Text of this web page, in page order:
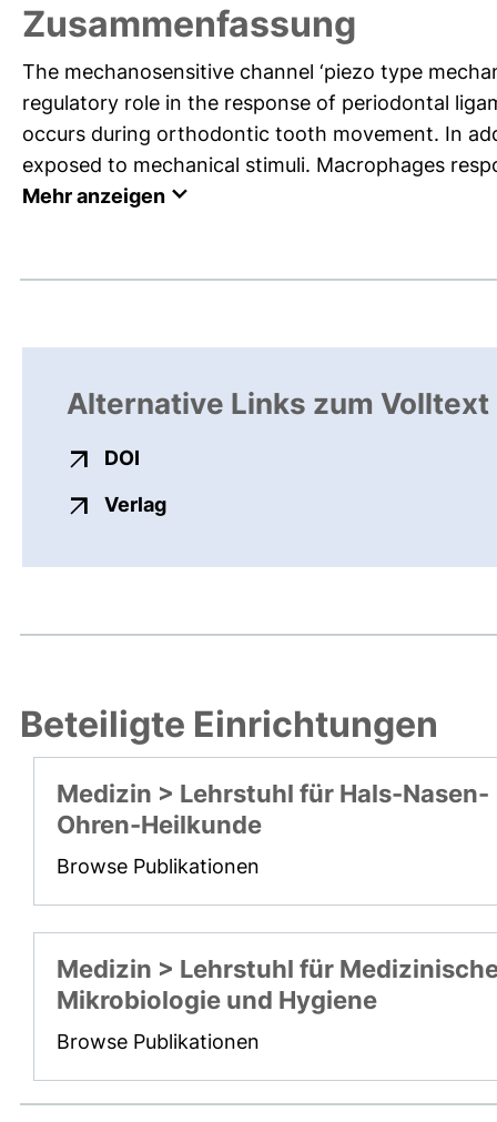
Zusammenfassung
The mechanosensitive channel ‘piezo type
regulatory role in the response of periodontal
occurs during orthodontic tooth movement. In
exposed to mechanical stimuli. Macrophages
Mehr anzeigen
Alternative Links zum Volltext
DOI
Verlagexterner Link, öffnet neues
Beteiligte Einrichtungen
Medizin > Lehrstuhl für Hals-Nasen-
Ohren-Heilkunde
Browse Publikationen
Medizin > Lehrstuhl für
Mikrobiologie und Hygiene
Browse Publikationen